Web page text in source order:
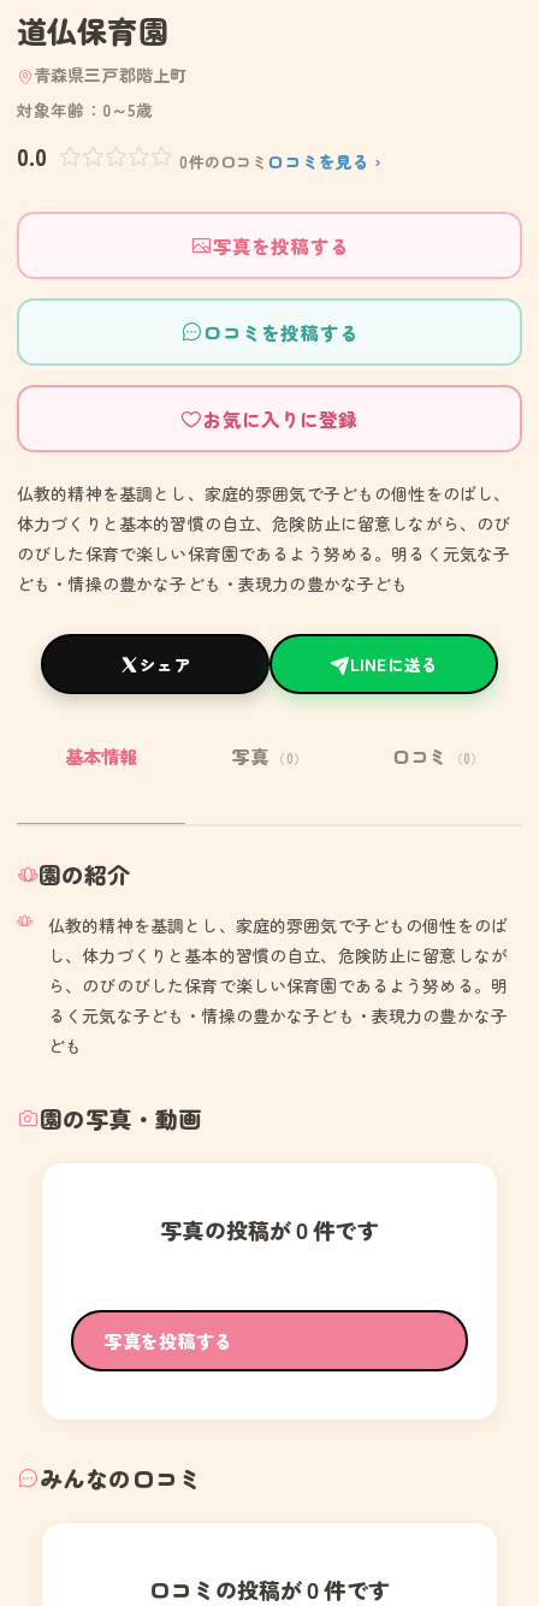
道仏保育園
青森県三戸郡階上町
対象年齢：0～5歳
0.0 0件の口コミ 口コミを見る ›
写真を投稿する
口コミを投稿する
お気に入りに登録
仏教的精神を基調とし、家庭的雰囲気で子どもの個性をのばし、
体力づくりと基本的習慣の自立、危険防止に留意しながら、のび
のびした保育で楽しい保育園であるよう努める。明るく元気な子
ども・情操の豊かな子ども・表現力の豊かな子ども
シェア LINEに送る
基本情報 写真 （0） 口コミ （0）
園の紹介
仏教的精神を基調とし、家庭的雰囲気で子どもの個性をのば
し、体力づくりと基本的習慣の自立、危険防止に留意しなが
ら、のびのびした保育で楽しい保育園であるよう努める。明
るく元気な子ども・情操の豊かな子ども・表現力の豊かな子
ども
園の写真・動画
写真の投稿が０件です
写真を投稿する
みんなの口コミ
口コミの投稿が０件です